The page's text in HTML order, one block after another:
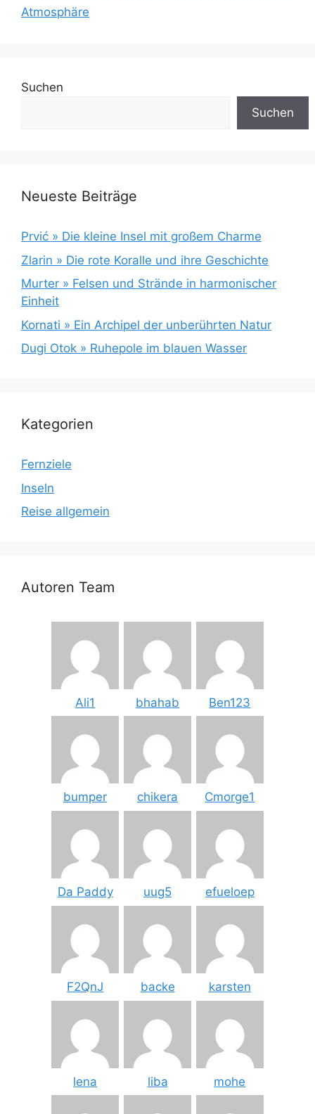
Atmosphäre
Suchen
Suchen
Neueste Beiträge
Prvić » Die kleine Insel mit großem Charme
Zlarin » Die rote Koralle und ihre Geschichte
Murter » Felsen und Strände in harmonischer
Einheit
Kornati » Ein Archipel der unberührten Natur
Dugi Otok » Ruhepole im blauen Wasser
Kategorien
Fernziele
Inseln
Reise allgemein
Autoren Team
Ali1 bhahab Ben123
bumper chikera Cmorge1
Da Paddy uug5 efueloep
F2QnJ backe karsten
lena liba mohe